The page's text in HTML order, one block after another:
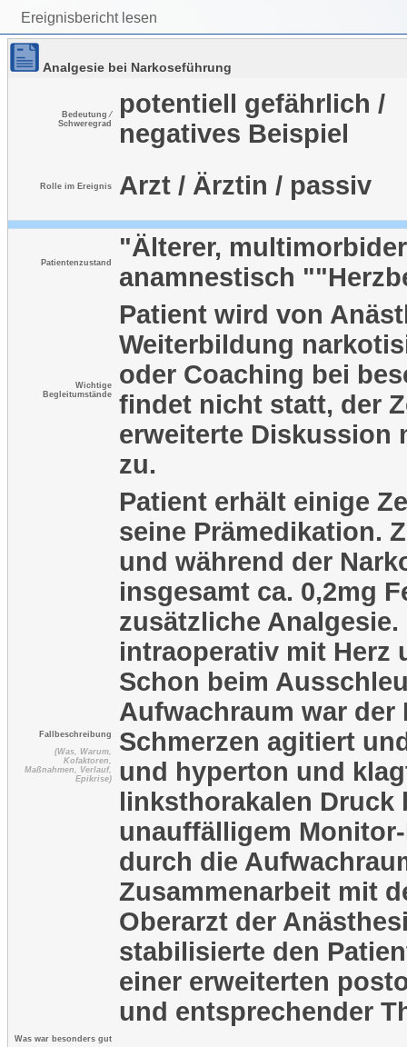
Ereignisbericht lesen
Analgesie bei Narkoseführung
Bedeutung ⁄
Schweregrad
potentiell gefährlich /
negatives Beispiel
Rolle im Ereignis Arzt / Ärztin / passiv
Patientenzustand
"Älterer,
anamnestisch
Wichtige
Begleitumstände
Patient wird von
Weiterbildung
oder Coaching bei
findet nicht statt, der
erweiterte Diskussion
zu.
Fallbeschreibung
(Was, Warum,
Kofaktoren,
Maßnahmen, Verlauf,
Epikrise)
Patient erhält einige
seine Prämedikation.
und während der
insgesamt ca. 0,2mg
zusätzliche Analgesie.
intraoperativ mit Herz
Schon beim
Aufwachraum war der
Schmerzen agitiert
und hyperton und
linksthorakalen Druck
unauffälligem
durch die
Zusammenarbeit mit
Oberarzt der
stabilisierte den
einer erweiterten
und entsprechender
Was war besonders gut